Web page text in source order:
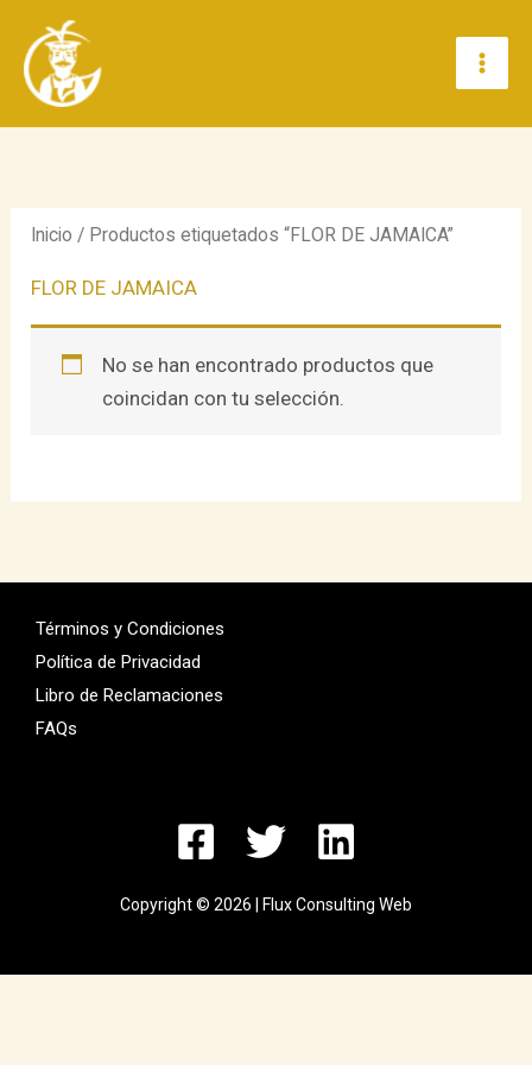
contenido
Inicio / Productos etiquetados “FLOR DE JAMAICA”
FLOR DE JAMAICA
No se han encontrado productos que
coincidan con tu selección.
Términos y Condiciones
Política de Privacidad
Libro de Reclamaciones
FAQs
Copyright © 2026 | Flux Consulting Web